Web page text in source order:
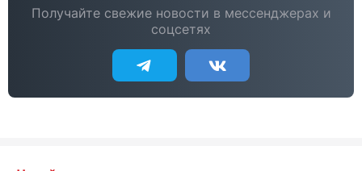
Получайте свежие новости в мессенджерах и
соцсетях